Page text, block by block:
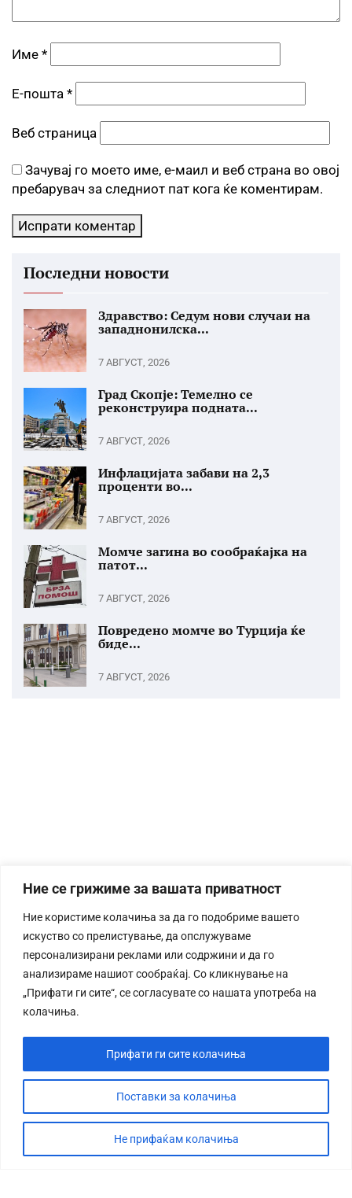
Ние се грижиме за вашата приватност
Ние користиме колачиња за да го подобриме вашето
искуство со прелистување, да опслужуваме
персонализирани реклами или содржини и да го
анализираме нашиот сообраќај. Со кликнување на
„Прифати ги сите“, се согласувате со нашата употреба на
колачиња.
Поставки за колачиња
Не прифаќам колачиња
Прифати ги сите колачиња
Име *
Е-пошта *
Веб страница
Зачувај го моето име, е-маил и веб страна во овој
пребарувач за следниот пат кога ќе коментирам.
Последни новости
Здравство: Седум нови случаи на
западнонилска...
7 АВГУСТ, 2026
Град Скопје: Темелно се
реконструира подната...
7 АВГУСТ, 2026
Инфлацијата забави на 2,3
проценти во...
7 АВГУСТ, 2026
Момче загина во сообраќајка на
патот...
7 АВГУСТ, 2026
Повредено момче во Турција ќе
биде...
7 АВГУСТ, 2026